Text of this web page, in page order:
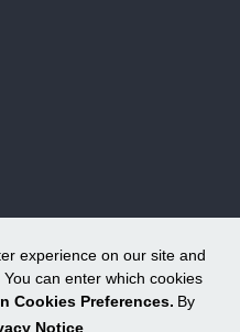
experience on our site and
can enter which cookies
Cookies Preferences. By
Notice